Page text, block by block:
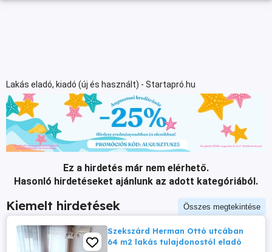
Lakás eladó, kiadó (új és használt) - Startapró.hu
Ez a hirdetés már nem elérhető.
Hasonló hirdetéseket ajánlunk az adott kategóriából.
Kiemelt hirdetések Összes megtekintése
Szekszárd Herman Ottó utcában
64 m2 lakás tulajdonostól eladó